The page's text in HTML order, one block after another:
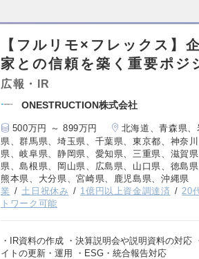
【フルリモ×フレックス】
家との信頼を築く重要ポジ
広報・IR
ONESTRUCTION株式会社
500万円 ～ 899万円
北海道、青森県
県、群馬県、埼玉県、千葉県、東京都、神奈
県、岐阜県、静岡県、愛知県、三重県、滋賀
県、島根県、岡山県、広島県、山口県、徳島
熊本県、大分県、宮崎県、鹿児島県、沖縄県
業
土日祝休み 1億円以上資金調達済 20
トワーク可能
・IR資料の作成 ・決算説明会や説明資料の対応
イトの更新・運用 ・ESG・統合報告対応